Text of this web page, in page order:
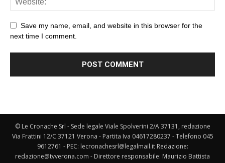
Save my name, email, and website in this browser for the
next time I comment.
© Le Cronache Srl - Sede legale Viale Spolverini 2/A 37131, redazione
Via Frattini 12/C 37121 Verona - Partita Iva 04617280237 - Telefono 045
9612761 - PEC: lecronachesrl@legalmail.it Redazione:
redazione@tvverona.com - Direttore responsabile: Maurizio Battista